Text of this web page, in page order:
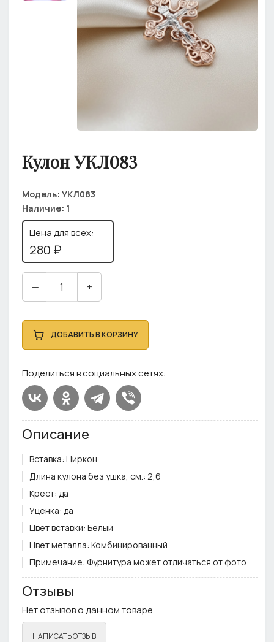
Кулон УКЛ083
Модель: УКЛ083
Наличие: 1
Цена для всех:
280 ₽
— +
ДОБАВИТЬ В КОРЗИНУ
Поделиться в социальных сетях:
Описание
Вставка: Циркон
Длина кулона без ушка, см.: 2,6
Крест: да
Уценка: да
Цвет вставки: Белый
Цвет металла: Комбинированный
Примечание: Фурнитура может отличаться от фото
Отзывы
Нет отзывов о данном товаре.
НАПИСАТЬ ОТЗЫВ